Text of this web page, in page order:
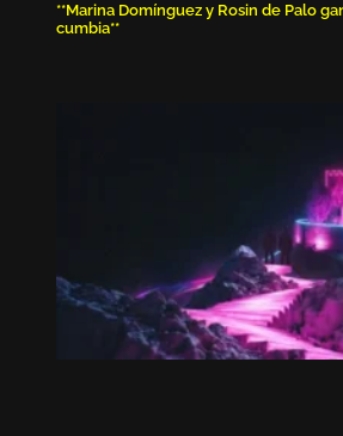
**Marina Domínguez y Rosin de Palo
cumbia**